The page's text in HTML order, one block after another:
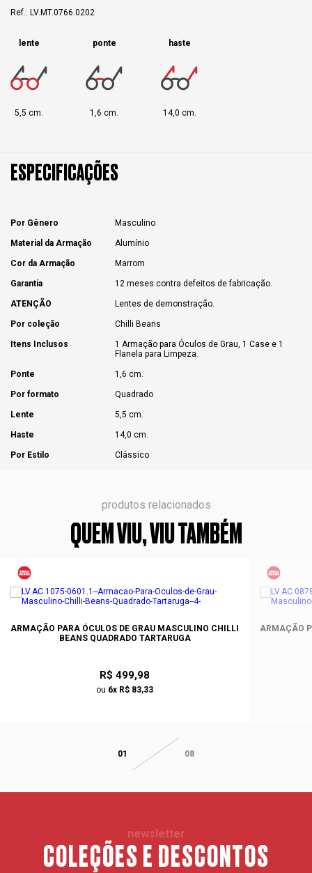
Ref.: LV.MT.0766.0202
lente
5,5 cm.
ponte
1,6 cm.
haste
14,0 cm.
ESPECIFICAÇÕES
Por Gênero Masculino
Material da Armação Alumínio
Cor da Armação Marrom
Garantia 12 meses contra defeitos de fabricação.
ATENÇÃO Lentes de demonstração.
Por coleção Chilli Beans
Itens Inclusos
1 Armação para Óculos de Grau, 1 Case e 1
Flanela para Limpeza.
Ponte 1,6 cm.
Por formato Quadrado
Lente 5,5 cm.
Haste 14,0 cm.
Por Estilo Clássico
produtos relacionados
QUEM VIU, VIU TAMBÉM
ARMAÇÃO PARA ÓCULOS DE GRAU MASCULINO CHILLI
BEANS QUADRADO TARTARUGA
R$ 499,98
ou 6x R$ 83,33
ARMAÇÃO
01 08
newsletter
COLEÇÕES E DESCONTOS